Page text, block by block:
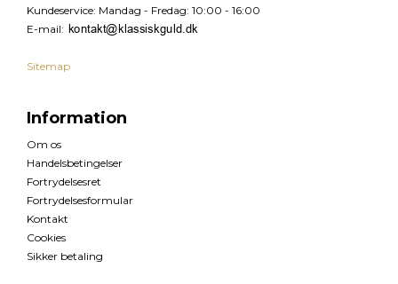
Kundeservice: Mandag - Fredag: 10:00 - 16:00
E-mail:
Sitemap
Information
Om os
Handelsbetingelser
Fortrydelsesret
Fortrydelsesformular
Kontakt
Cookies
Sikker betaling